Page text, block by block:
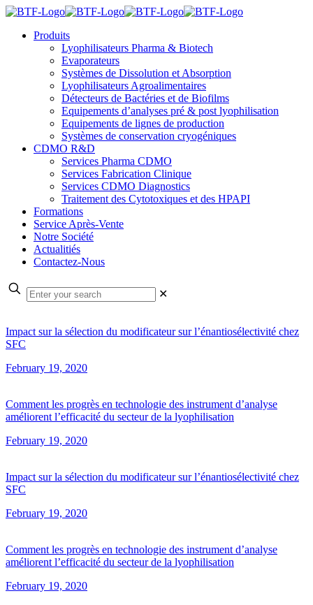
Produits
Lyophilisateurs Pharma & Biotech
Evaporateurs
Systèmes de Dissolution et Absorption
Lyophilisateurs Agroalimentaires
Détecteurs de Bactéries et de Biofilms
Equipements d’analyses pré & post lyophilisation
Equipements de lignes de production
Systèmes de conservation cryogéniques
CDMO R&D
Services Pharma CDMO
Services Fabrication Clinique
Services CDMO Diagnostics
Traitement des Cytotoxiques et des HPAPI
Formations
Service Après-Vente
Notre Société
Actualitiés
Contactez-Nous
✕
Impact sur la sélection du modificateur sur l’énantiosélectivité chez
SFC
February 19, 2020
Comment les progrès en technologie des instrument d’analyse
améliorent l’efficacité du secteur de la lyophilisation
February 19, 2020
Impact sur la sélection du modificateur sur l’énantiosélectivité chez
SFC
February 19, 2020
Comment les progrès en technologie des instrument d’analyse
améliorent l’efficacité du secteur de la lyophilisation
February 19, 2020